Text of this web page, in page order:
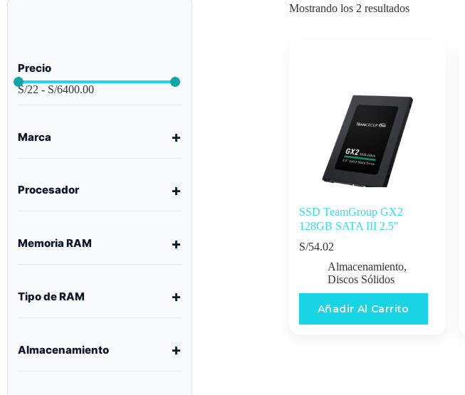
Mostrando los 2 resultados
SSD TeamGroup GX2
128GB SATA III 2.5″
S/54.02
Almacenamiento,
Discos Sólidos
Añadir Al Carrito
Precio
S/22 - S/6400.00
Marca
Procesador
Memoria RAM
Tipo de RAM
Almacenamiento